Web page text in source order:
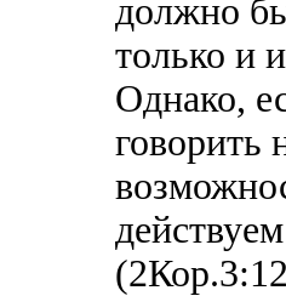
должно
только и
Однако,
говорить